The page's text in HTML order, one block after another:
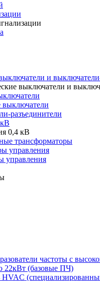
и
выключатели и
выключатели
разъединители
0,4 кВ
трансформаторы
управления
управления
частоты с
22кВт (базовые ПЧ)
HVAC